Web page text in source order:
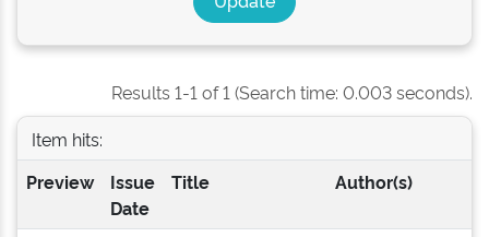
Results 1-1 of 1 (Search time: 0.003 seconds).
Item hits:
Preview
Issue
Date
Title Author(s)